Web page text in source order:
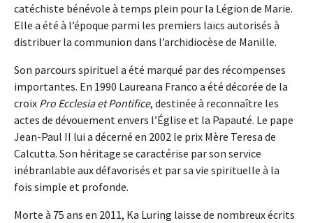
catéchiste bénévole à temps plein pour la Légion de Marie.
Elle a été à l’époque parmi les premiers laïcs autorisés à
distribuer la communion dans l’archidiocèse de Manille.
Son parcours spirituel a été marqué par des récompenses
importantes. En 1990 Laureana Franco a été décorée de la
croix Pro Ecclesia et Pontifice, destinée à reconnaître les
actes de dévouement envers l’Église et la Papauté. Le pape
Jean-Paul II lui a décerné en 2002 le prix Mère Teresa de
Calcutta. Son héritage se caractérise par son service
inébranlable aux défavorisés et par sa vie spirituelle à la
fois simple et profonde.
Morte à 75 ans en 2011, Ka Luring laisse de nombreux écrits